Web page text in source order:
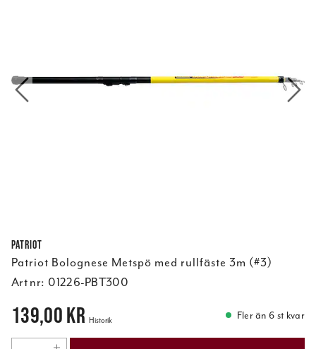
Patriot
Patriot Bolognese Metspö med rullfäste 3m (#3)
Art nr: 01226-PBT300
Pris:139,00 kr
139,00 kr Historik Fler än 6 st kvar